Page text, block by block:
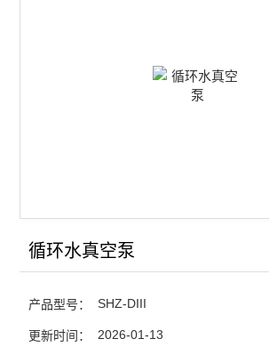
循环水真空泵
产品型号： SHZ-DIII
更新时间： 2026-01-13